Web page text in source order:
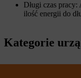
Długi czas
ilość energii do
Kategorie